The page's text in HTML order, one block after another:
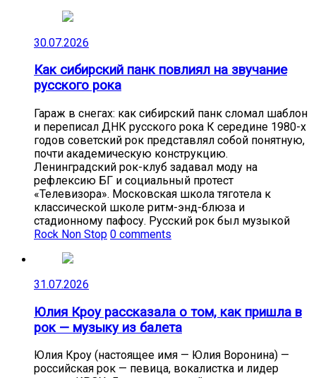
30.07.2026
Как сибирский панк повлиял на звучание
русского рока
Гараж в снегах: как сибирский панк сломал шаблон
и переписал ДНК русского рока К середине 1980-х
годов советский рок представлял собой понятную,
почти академическую конструкцию.
Ленинградский рок-клуб задавал моду на
рефлексию БГ и социальный протест
«Телевизора». Московская школа тяготела к
классической школе ритм-энд-блюза и
стадионному пафосу. Русский рок был музыкой
Rock Non Stop 0 comments
31.07.2026
Юлия Кроу рассказала о том, как пришла в
рок — музыку из балета
Юлия Кроу (настоящее имя — Юлия Воронина) —
российская рок — певица, вокалистка и лидер